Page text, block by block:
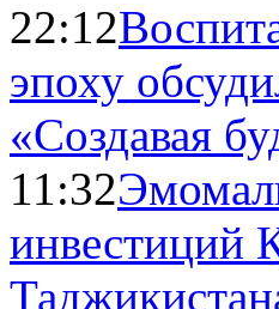
22:12
эпоху
«Создавая
11:32
инвестиций